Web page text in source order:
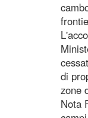
di
zone
Nota